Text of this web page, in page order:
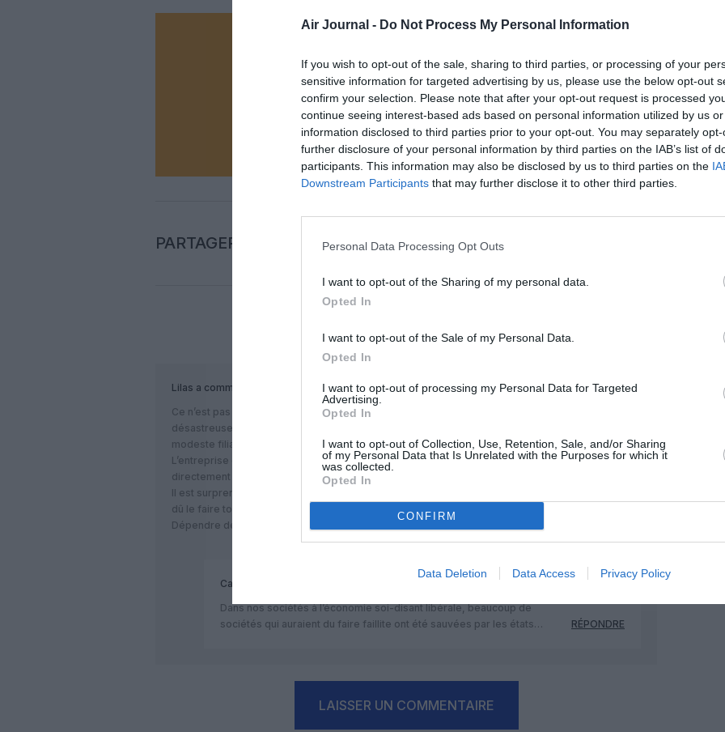
Air Journal - Do Not Process My Personal Information
If you wish to opt-out of the sale, sharing to third parties, or processing of your
sensitive information for targeted advertising by us, please use the below opt-out
confirm your selection. Please note that after your opt-out request is processed
continue seeing interest-based ads based on personal information utilized by us
information disclosed to third parties prior to your opt-out. You may separately
further disclosure of your personal information by third parties on the IAB’s list of
participants. This information may also be disclosed by us to third parties on the
Downstream Participants that may further disclose it to other third parties.
Personal Data Processing Opt Outs
I want to opt-out of the Sharing of my personal data.
Opted In
I want to opt-out of the Sale of my Personal Data.
Opted In
I want to opt-out of processing my Personal Data for Targeted
Advertising.
Opted In
I want to opt-out of Collection, Use, Retention, Sale, and/or Sharing
of my Personal Data that Is Unrelated with the Purposes for which it
was collected.
Opted In
CONFIRM
Data Deletion Data Access Privacy Policy
Soutenez-nous, faites un don !
NOUS SOUTENIR
PARTAGER L'ARTICLE
FacebookTwitterPinterestLinkedInEmail
COMMENTAIRE(S)
Lilas a commenté :
11 avril 2023 - 16 h 36 min
Ce n’est pas la pandémie ( bonne excuse??) qui a stoppé Hainan de voler, mais la
désastreuse situation financière du groupe entier dont Hainan n’est qu’une
modeste filiale.
L’entreprise est l’ émanation d’un groupe industriel militaire dépendant
directement du PCC.
Il est surprenant que la compagnie n’ait pas complètement coulé, comme aurait
dû le faire toute entreprise gérée comme une société privée.
Dépendre de l’état lui a sauvé la mise.
Caravelle
13 avril 2023 - 8 h 05 min
Dans nos sociétés à l’économie soi-disant libérale, beaucoup de
sociétés qui auraient du faire faillite ont été sauvées par les états…
RÉPONDRE
LAISSER UN COMMENTAIRE